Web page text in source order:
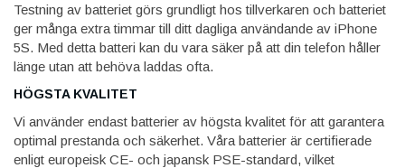
Testning av batteriet görs grundligt hos tillverkaren och batteriet
ger många extra timmar till ditt dagliga användande av iPhone
5S. Med detta batteri kan du vara säker på att din telefon håller
länge utan att behöva laddas ofta.
HÖGSTA KVALITET
Vi använder endast batterier av högsta kvalitet för att garantera
optimal prestanda och säkerhet. Våra batterier är certifierade
enligt europeisk CE- och japansk PSE-standard, vilket